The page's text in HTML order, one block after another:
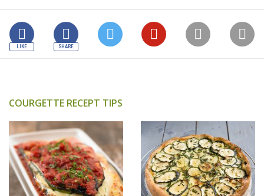
COURGETTE RECEPT TIPS